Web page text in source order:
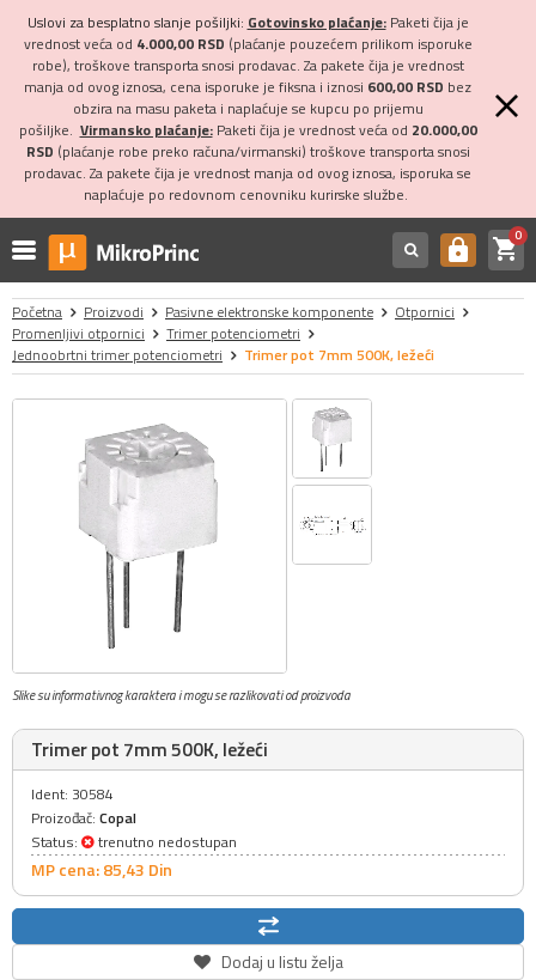
Uslovi za besplatno slanje pošiljki: Gotovinsko plaćanje:Paketi čija je
vrednost veća od 4.000,00 RSD (plaćanje pouzećem prilikom isporuke
robe), troškove transporta snosi prodavac. Za pakete čija je vrednost
manja od ovog iznosa, cena isporuke je fiksna i iznosi 600,00 RSD bez
obzira na masu paketa i naplaćuje se kupcu po prijemu
pošiljke. Virmansko plaćanje:Paketi čija je vrednost veća od 20.000,00
RSD (plaćanje robe preko računa/virmanski) troškove transporta snosi
prodavac. Za pakete čija je vrednost manja od ovog iznosa, isporuka se
naplaćuje po redovnom cenovniku kurirske službe.
https shopping_cart0
Početna Proizvodi Pasivne elektronske komponente
Otpornici
Promenljivi otpornici
Trimer potenciometri
Jednoobrtni trimer potenciometri
Trimer pot 7mm 500K, ležeći
Slike su informativnog karaktera i mogu se razlikovati od proizvoda
Trimer pot 7mm 500K, ležeći
Ident: 30584
Proizođač: Copal
Status:
trenutno nedostupan
MP cena: 85,43 Din
Dodaj u listu želja